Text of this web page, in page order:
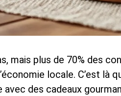
mais plus de 70% des
locale. C’est là
des cadeaux